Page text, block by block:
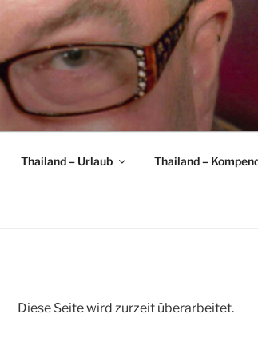
Thailand – Urlaub Thailand –
Diese Seite wird zurzeit überarbeitet.